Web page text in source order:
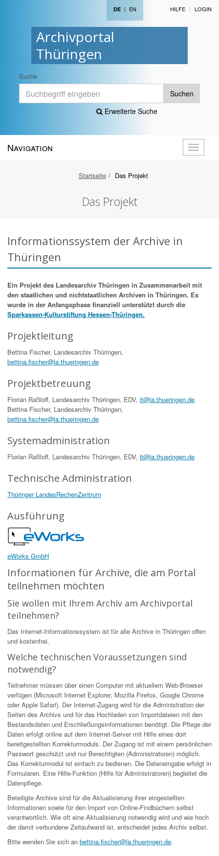
Archivportal
Thüringen
DE | EN HILFE LOGIN
Suche
Suchen
Erweiterte Suche
öffnen
Navigation
Startseite Das Projekt
Das Projekt
Informationssystem der Archive in
Thüringen
Ein Projekt des Landesarchiv Thüringen in Zusammenarbeit mit
den staatlichen und nichtstaatlichen Archiven in Thüringen. Es
wurde in der Anfangsphase finanziell unterstützt durch die
Sparkassen-Kulturstiftung Hessen-Thüringen.
Projektleitung
Bettina Fischer, Landesarchiv Thüringen,
bettina.fischer@la.thueringen.de
Projektbetreuung
Florian Raßloff, Landesarchiv Thüringen, EDV, it@la.thueringen.de
Bettina Fischer, Landesarchiv Thüringen,
bettina.fischer@la.thueringen.de
Systemadministration
Florian Raßloff, Landesarchiv Thüringen, EDV, it@la.thueringen.de
Technische Administration
Thüringer LandesRechenZentrum
Ausführung
eWorks GmbH
Informationen für Archive, die am Portal
teilnehmen möchten
Sie wollen mit Ihrem Archiv am Archivportal
teilnehmen?
Das Internet-Informationssystem ist für alle Archive in Thüringen offen
und kostenfrei.
Welche technischen Voraussetzungen sind
notwendig?
Teilnehmer müssen über einen Computer mit aktuellem Web-Browser
verfügen (Microsoft Internet Explorer, Mozilla Firefox, Google Chrome
oder Apple Safari). Der Internet-Zugang wird für die Administration der
Seiten des Archivs und für das Hochladen von Importdateien mit den
Bestandsdaten und Erschließungsinformationen benötigt. Die Pflege der
Daten erfolgt online auf dem Internet-Server mit Hilfe eines dort
bereitgestellten Korrekturmoduls. Der Zugang ist mit einem persönlichen
Passwort geschützt und nur Berechtigten (Administratoren) möglich.
Das Korrekturmodul ist einfach zu bedienen. Die Dateneingabe erfolgt in
Formularen. Eine Hilfe-Funktion (Hilfe für Administratoren) begleitet die
Datenpflege.
Beteiligte Archive sind für die Aktualisierung ihrer eingestellten
Informationen sowie für den Import von Online-Findbüchern selbst
verantwortlich. Wie oft eine Aktualisierung notwendig wird und wie hoch
der damit verbundene Zeitaufwand ist, entscheidet jedes Archiv selbst.
Bitte wenden Sie sich an bettina.fischer@la.thueringen.de.